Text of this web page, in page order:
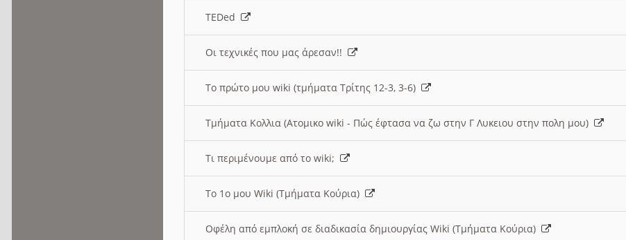
TEDed
Οι τεχνικές που μας άρεσαν!!
Το πρώτο μου wiki (τμήματα Τρίτης 12-3, 3-6)
Τμήματα Κολλια (Ατομικο wiki - Πώς έφτασα να ζω στην Γ Λυκειου στην πολη μου)
Τι περιμένουμε από το wiki;
Το 1ο μου Wiki (Τμήματα Κούρια)
Οφέλη από εμπλοκή σε διαδικασία δημιουργίας Wiki (Τμήματα Κούρια)